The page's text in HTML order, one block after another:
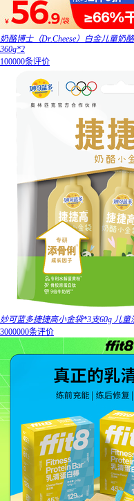
奶酪博士（Dr.Cheese）白金儿童奶
360g*2
100000条评价
妙可蓝多捷捷高小金袋*3支60g 儿
3000000条评价